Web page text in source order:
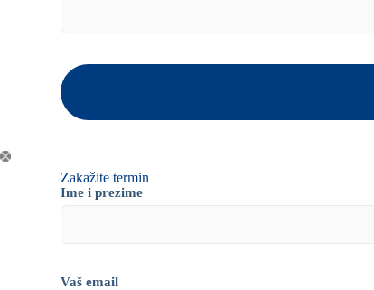
Zakažite termin
Ime i prezime
Vaš email